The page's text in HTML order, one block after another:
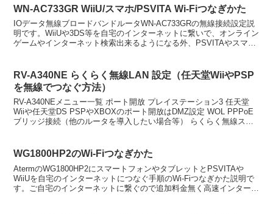
WN-AC733GR WiiU/スマホ/PSVITA Wi-Fiつなぎかた
IOデータ無線ブロードバンドルータWN-AC733GRの無線接続設定説
明です。WiiUや3DS等を自宅のインターネットに繋いで、オンライン
ゲームやインターネット検索出来るようになる外、PSVITAやスマー
RV-A340NE らくらく無線LAN 設定（任天堂WiiやPSP
を無線でつなぐ方法）
RV-A340NEメニュー一覧 ポート開放 プレイステーション3 任天堂
Wiiや任天堂DS PSPやXBOXのポート開放はDMZ設定 WOL PPPoE
ブリッジ接続（他のルータを導入したい場合等） らくらく無線スタ
WG1800HP2のWi-Fiつなぎかた
AtermのWG1800HP2にスマートフォンやタブレットとPSVITAや
WiiUを自宅のインターネットにつなぐ手順のWi-Fiつなぎかた説明で
す。ご自宅のインターネットに繋ぐので追加料金無く高速インターネ